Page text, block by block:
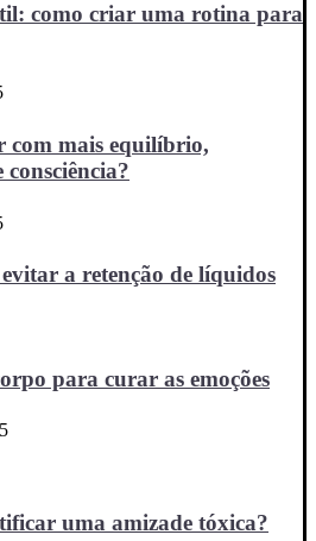
como criar uma rotina para
com mais equilíbrio,
a retenção de líquidos
para curar as emoções
uma amizade tóxica?